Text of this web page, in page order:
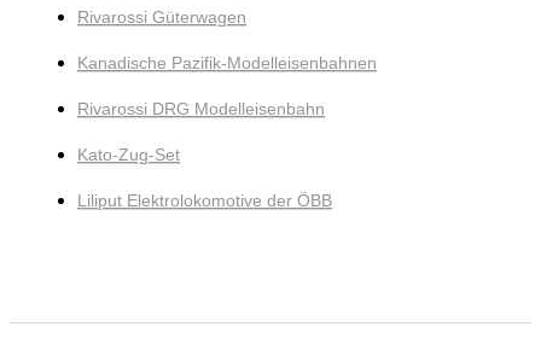
Rivarossi Güterwagen
Kanadische Pazifik-Modelleisenbahnen
Rivarossi DRG Modelleisenbahn
Kato-Zug-Set
Liliput Elektrolokomotive der ÖBB